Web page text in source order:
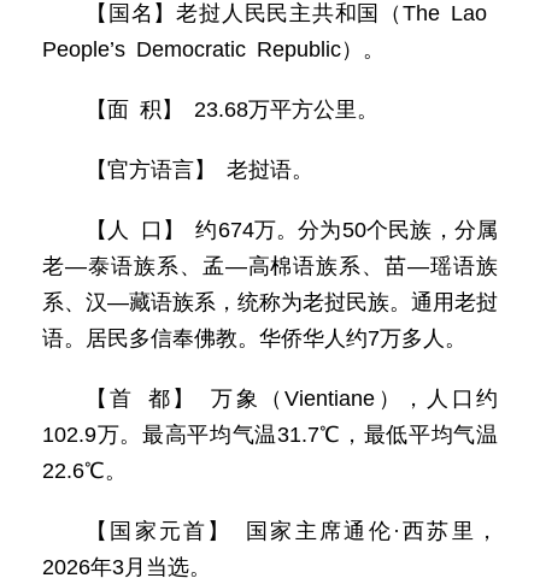
【国名】老挝人民民主共和国（The Lao
People’s Democratic Republic）。
【面 积】 23.68万平方公里。
【官方语言】 老挝语。
【人 口】 约674万。分为50个民族，分属
老—泰语族系、孟—高棉语族系、苗—瑶语族
系、汉—藏语族系，统称为老挝民族。通用老挝
语。居民多信奉佛教。华侨华人约7万多人。
【首 都】 万象（Vientiane），人口约
102.9万。最高平均气温31.7℃，最低平均气温
22.6℃。
【国家元首】 国家主席通伦·西苏里，
2026年3月当选。